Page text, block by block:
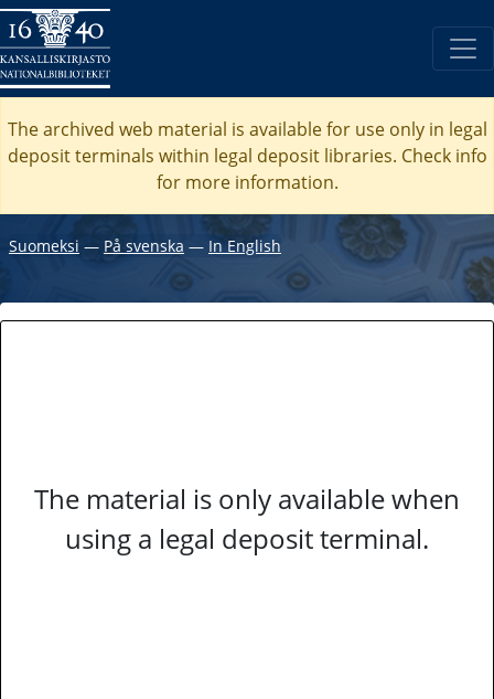
The archived web material is available for use only in legal
deposit terminals within legal deposit libraries. Check info
for more information.
Suomeksi ― På svenska ― In English
The material is only available when
using a legal deposit terminal.